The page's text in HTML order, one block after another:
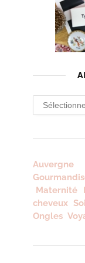
Archives
depuis
!
Auvergne
Maternité
cheveux
Ongles